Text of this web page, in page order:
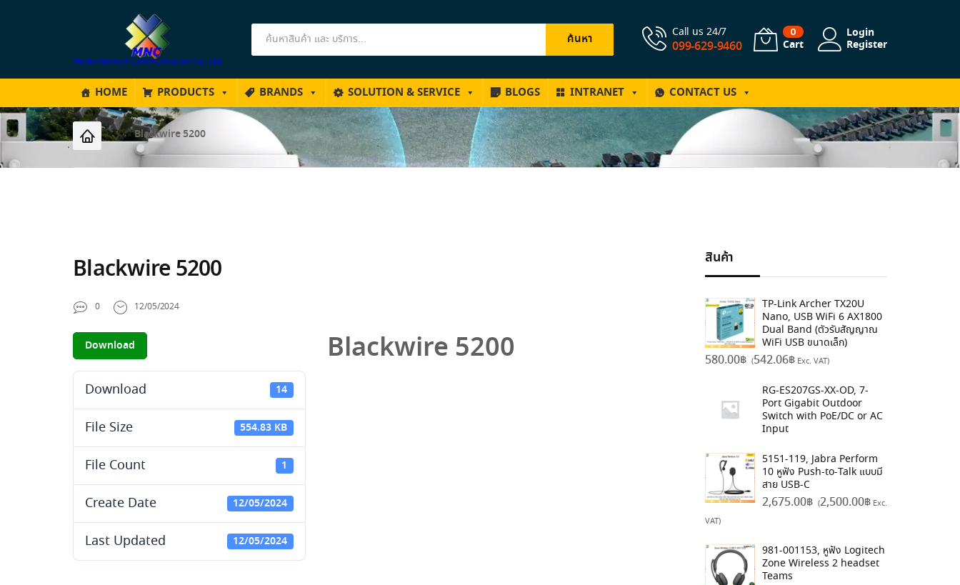
Products
ค้นหา Call us 24/7
099-629-9460
0
Cart
Login
Register
HOME PRODUCTS BRANDS SOLUTION & SERVICE BLOGS INTRANET CONTACT US
Blackwire 5200
Blackwire 5200
0 12/05/2024
Download
Download 14
File Size 554.83 KB
File Count 1
Create Date 12/05/2024
Last Updated 12/05/2024
Blackwire 5200
สินค้า
TP-Link Archer TX20U
Nano, USB WiFi 6 AX1800
Dual Band (ตัวรับสัญญาณ
WiFi USB ขนาดเล็ก)
580.00฿ (542.06฿ Exc. VAT)
RG-ES207GS-XX-OD, 7-
Port Gigabit Outdoor
Switch with PoE/DC or AC
Input
5151-119, Jabra Perform
10 หูฟัง Push-to-Talk แบบมี
สาย USB-C
2,675.00฿ (2,500.00฿ Exc.
VAT)
981-001153, หูฟัง Logitech
Zone Wireless 2 headset
Teams